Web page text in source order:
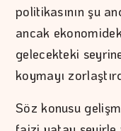
politikasının şu
ancak
gelecekteki
koymayı
Söz konusu